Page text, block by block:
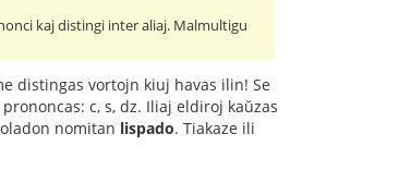
kaj distingi inter aliaj. Malmultigu
distingas vortojn kiuj havas ilin! Se
c, s, dz. Iliaj eldiroj kaŭzas
nomitan lispado. Tiakaze ili